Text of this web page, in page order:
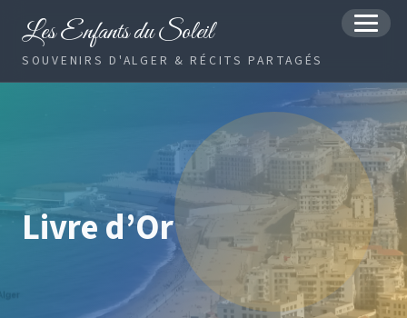
Les Enfants du Soleil
SOUVENIRS D'ALGER & RÉCITS PARTAGÉS
MENU
Livre d’Or